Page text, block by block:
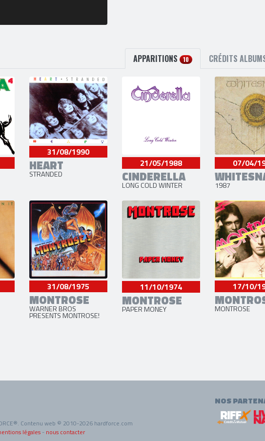
APPARITIONS 10 CRÉDITS
31/08/1990
HEART
STRANDED
21/05/1988
CINDERELLA
LONG COLD WINTER
07/04/
1987
31/08/1975
MONTROSE
WARNER BROS
PRESENTS MONTROSE!
11/10/1974
MONTROSE
PAPER MONEY
17/10/
MONTROSE
Contenu web © 2010-2026 hardforce.com
légales - nous contacter
NOS